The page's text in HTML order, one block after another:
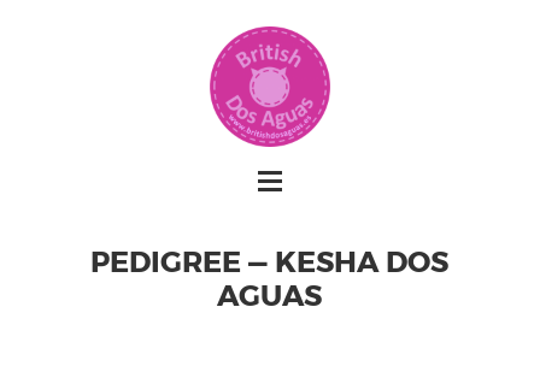
PEDIGREE — KESHA DOS
AGUAS